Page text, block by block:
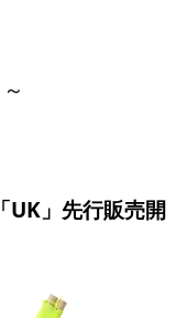
UK」先行販売開